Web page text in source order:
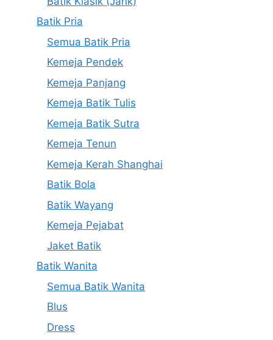
Batik Pria
Semua Batik Pria
Kemeja Pendek
Kemeja Panjang
Kemeja Batik Tulis
Kemeja Batik Sutra
Kemeja Tenun
Kemeja Kerah Shanghai
Batik Bola
Batik Wayang
Kemeja Pejabat
Jaket Batik
Batik Wanita
Semua Batik Wanita
Blus
Dress